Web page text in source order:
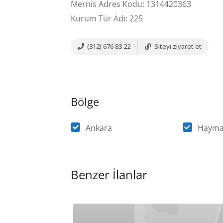
Mernis Adres Kodu: 1314420363
Kurum Tür Adı: 225
(312) 676 83 22 Siteyi ziyaret et
Bölge
Ankara
Benzer İlanlar